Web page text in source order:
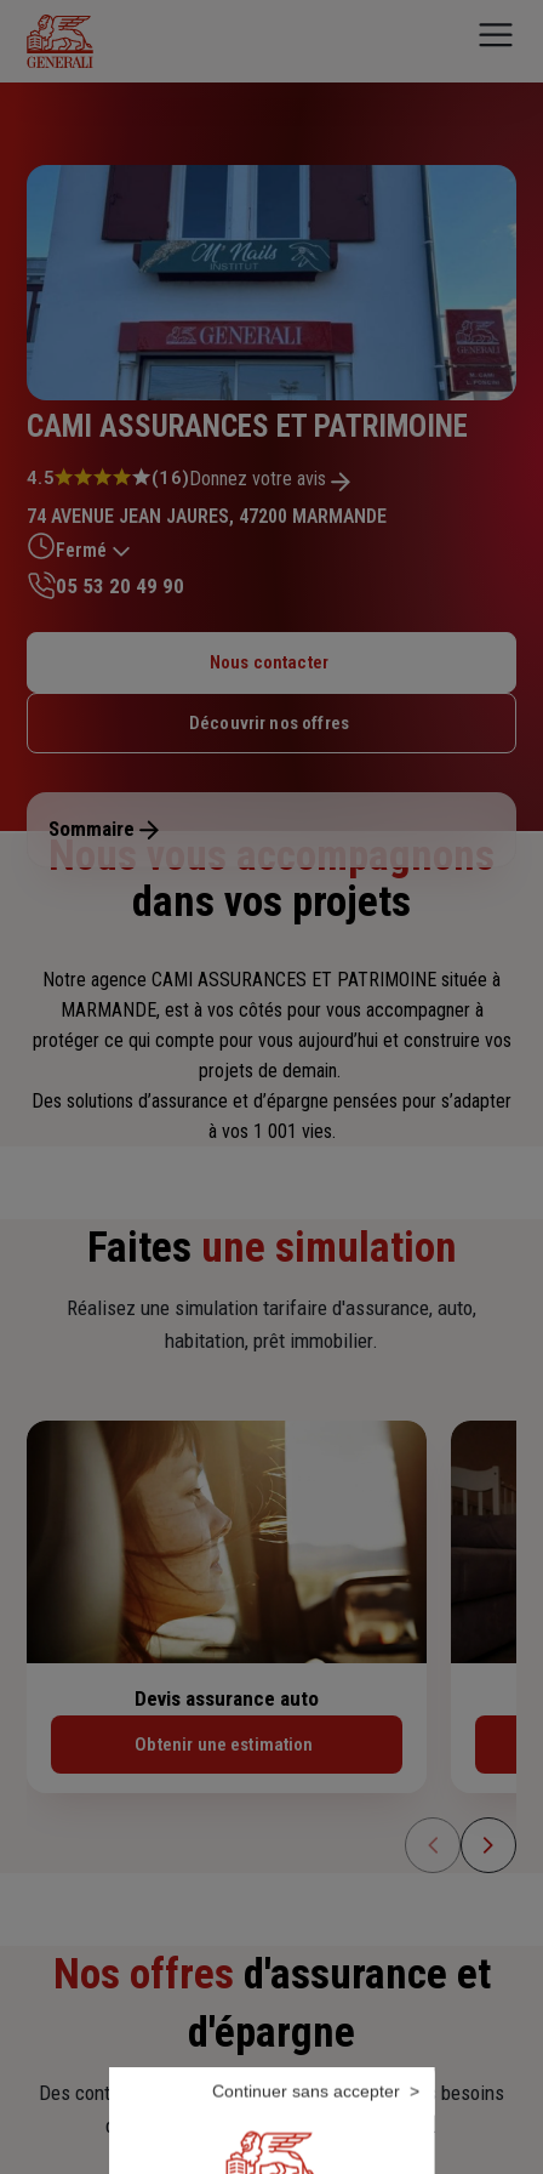
contenu
principal
CAMI ASSURANCES ET PATRIMOINE
Note
4.5
sur
5
étoiles
4.5 (16)Donnez votre avis
74 AVENUE JEAN JAURES, 47200 MARMANDE
Fermé
Mardi : 09h – 12h / 13h – 17h
Jeudi : 09h – 12h
Dimanche : Fermé
05 53 20 49 90
Nous contacter
Découvrir nos offres
Sommaire
Nous vous accompagnons
dans vos projets
Notre agence CAMI ASSURANCES ET PATRIMOINE située à
MARMANDE, est à vos côtés pour vous accompagner à
protéger ce qui compte pour vous aujourd’hui et construire vos
projets de demain.
Des solutions d’assurance et d’épargne pensées pour s’adapter
à vos 1 001 vies.
Faites une simulation
Réalisez une simulation tarifaire d'assurance, auto,
habitation, prêt immobilier.
Devis assurance auto
Obtenir une estimation
Nos offres d'assurance et
d'épargne
Des contrats clairs et flexibles pour sécuriser vos besoins
d’aujourd’hui et anticiper ceux de demain.
Continuer sans accepter